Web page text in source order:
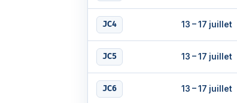
JC4 13 – 17 juillet
JC5 13 – 17 juillet
JC6 13 – 17 juillet